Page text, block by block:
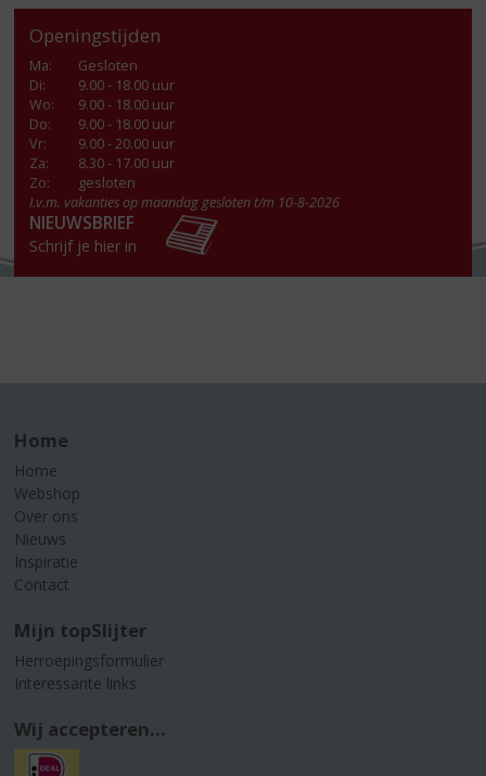
Openingstijden
Ma:
Gesloten
Di:
9.00 - 18.00 uur
Wo:
9.00 - 18.00 uur
Do:
9.00 - 18.00 uur
Vr:
9.00 - 20.00 uur
Za:
8.30 - 17.00 uur
Zo:
gesloten
I.v.m. vakanties op maandag gesloten t/m 10-8-2026
NIEUWSBRIEF
Schrijf je hier in
Home
Home
Webshop
Over ons
Nieuws
Inspiratie
Contact
Mijn topSlijter
Herroepingsformulier
Interessante links
Wij accepteren...